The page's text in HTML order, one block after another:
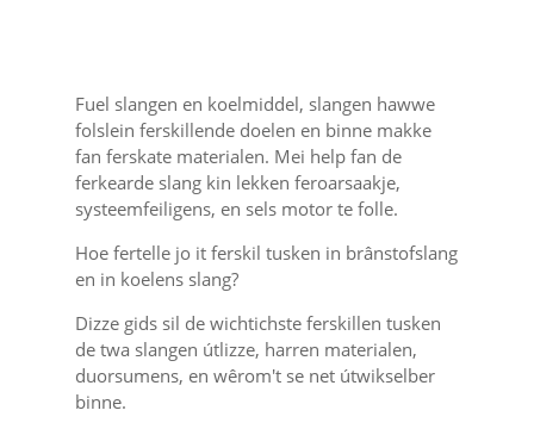
Fuel slangen en koelmiddel, slangen hawwe
folslein ferskillende doelen en binne makke
fan ferskate materialen. Mei help fan de
ferkearde slang kin lekken feroarsaakje,
systeemfeiligens, en sels motor te folle.
Hoe fertelle jo it ferskil tusken in brânstofslang
en in koelens slang?
Dizze gids sil de wichtichste ferskillen tusken
de twa slangen útlizze, harren materialen,
duorsumens, en wêrom't se net útwikselber
binne.